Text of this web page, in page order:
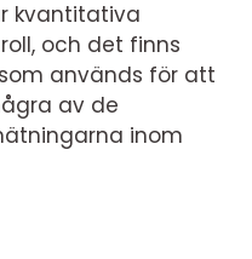
kvantitativa
och det finns
används för att
av de
inom